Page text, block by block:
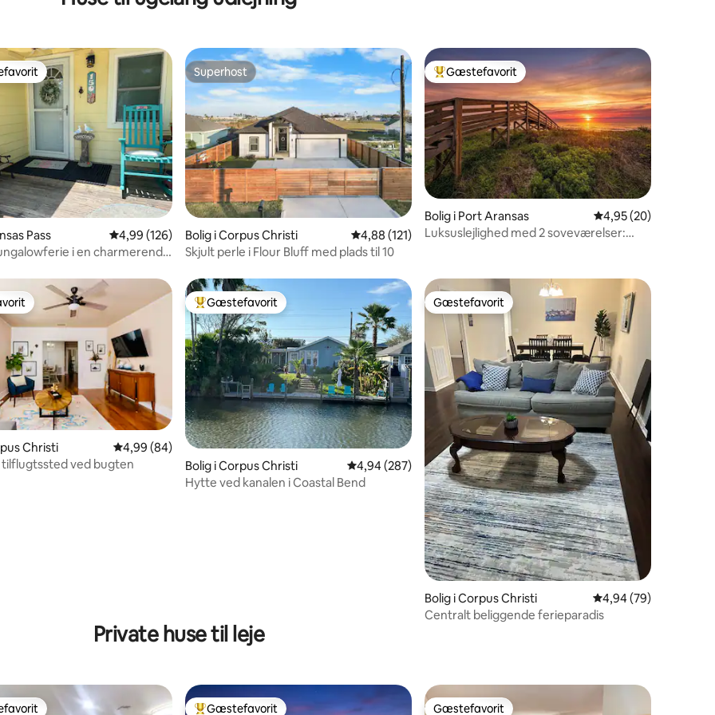
bedømmelse, 149 omtaler
Pass 4,99 ud af 5 i gennemsnitlig bedømmelse, 126 omtaler
4,99 (126)
i en charmerende
Superhost
Superhost
Bolig i Corpus Christi 4,88 ud af 5 i gennemsnitlig bedømmelse, 121 omtaler
4,88 (121)
Skjult perle i Flour Bluff med plads til 10
Bedste gæstefavorit
Gæstefavorit
Bolig i Port Aransas 4,95 ud af 5 i
4,95 (20)
Luksuslejlighed med 2 soveværelser:
bedømmelse, 35 omtaler
Christi 4,99 ud af 5 i gennemsnitlig bedømmelse, 84 omtaler
4,99 (84)
ved bugten
Bedste gæstefavorit
Gæstefavorit
Bolig i Corpus Christi 4,94 ud af 5 i gennemsnitlig bedømmelse, 287 omtaler
4,94 (287)
Hytte ved kanalen i Coastal Bend
Gæstefavorit
Gæstefavorit
Bolig i Corpus Christi 4,94 ud af 5 i
4,94 (79)
Centralt beliggende ferieparadis
Private huse til leje
Gæstefavorit Gæstefavorit